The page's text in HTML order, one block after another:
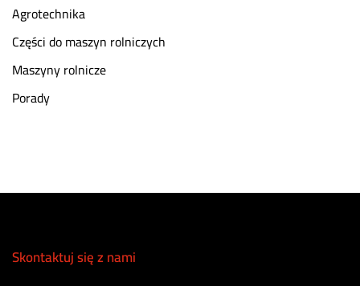
Agrotechnika
Części do maszyn rolniczych
Maszyny rolnicze
Porady
Skontaktuj się z nami